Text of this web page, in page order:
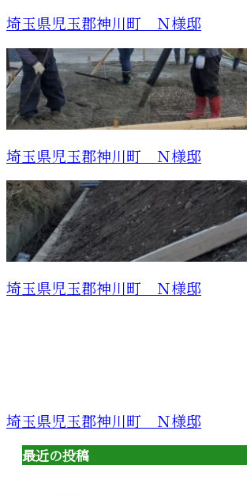
埼玉県児玉郡神川町 Ｎ様邸
埼玉県児玉郡神川町 Ｎ様邸
埼玉県児玉郡神川町 Ｎ様邸
埼玉県児玉郡神川町 Ｎ様邸
最近の投稿